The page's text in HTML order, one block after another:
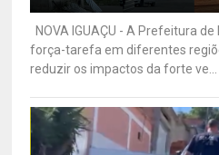
NOVA IGUAÇU - A Prefeitura
força-tarefa em diferentes
reduzir os impactos da forte ve...